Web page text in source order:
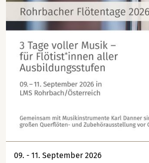
09. - 11. September 2026